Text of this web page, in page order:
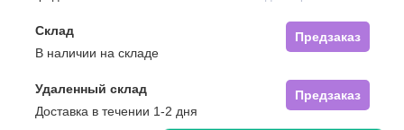
Склад
Предзаказ
В наличии на складе
Удаленный склад
Предзаказ
Доставка в течении 1-2 дня